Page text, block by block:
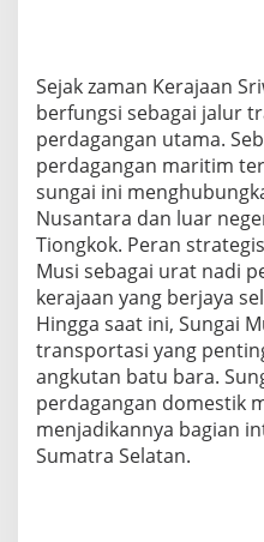
Sejak zaman Kerajaan
berfungsi sebagai jalur
perdagangan utama.
perdagangan maritim
sungai ini
Nusantara dan luar
Tiongkok. Peran
Musi sebagai urat nadi
kerajaan yang berjaya
Hingga saat ini, Sungai
transportasi yang
angkutan batu bara.
perdagangan domestik
menjadikannya bagian
Sumatra Selatan.